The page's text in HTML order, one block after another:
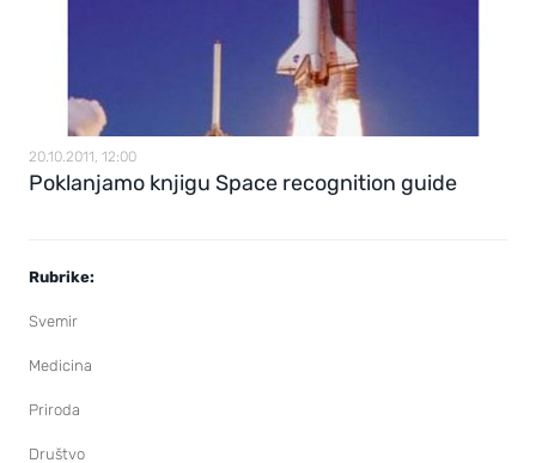
20.10.2011, 12:00
Poklanjamo knjigu Space recognition guide
Rubrike:
Svemir
Medicina
Priroda
Društvo